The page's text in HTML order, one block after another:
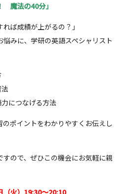
魔法の40分」
ば成績が上がるの？」
みに、学研の英語スペシャリスト
につなげる方法
ポイントをわかりやすくお伝えし
ので、ぜひこの機会にお気軽に親
（火）19:30～20:10